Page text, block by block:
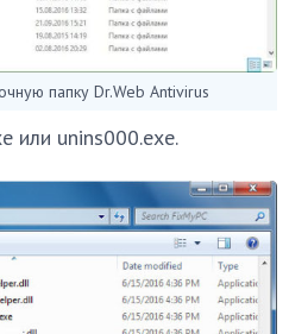
папку Dr.Web Antivirus
или unins000.exe.